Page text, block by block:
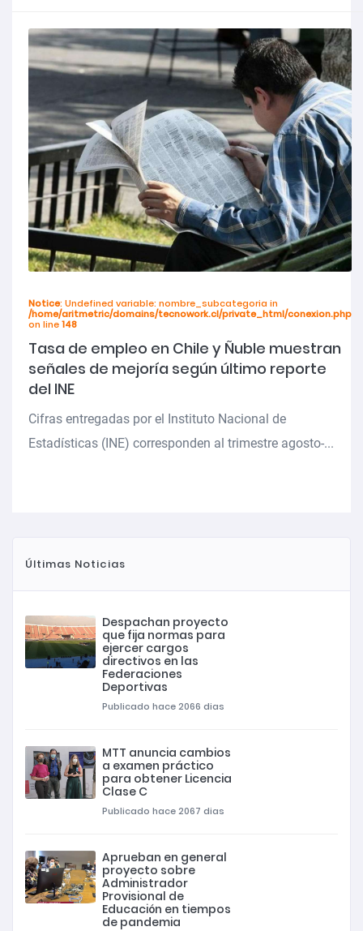
Notice: Undefined variable: nombre_subcategoria in
/home/aritmetric/domains/tecnowork.cl/private_html/conexion.php
on line148
Tasa de empleo en Chile y Ñuble muestran
señales de mejoría según último reporte
del INE
Cifras entregadas por el Instituto Nacional de
Estadísticas (INE) corresponden al trimestre agosto-...
Últimas Noticias
Despachan proyecto
que fija normas para
ejercer cargos
directivos en las
Federaciones
Deportivas
Publicado hace 2066 dias
MTT anuncia cambios
a examen práctico
para obtener Licencia
Clase C
Publicado hace 2067 dias
Aprueban en general
proyecto sobre
Administrador
Provisional de
Educación en tiempos
de pandemia